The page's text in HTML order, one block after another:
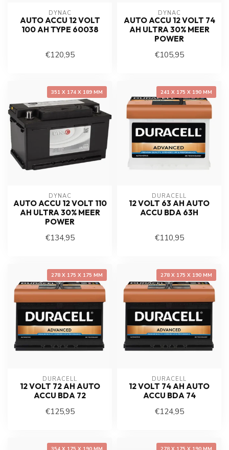
DYNAC
AUTO ACCU 12 VOLT
100 AH TYPE 60038
€120,95
DYNAC
AUTO ACCU 12 VOLT 74
AH ULTRA 30% MEER
POWER
€105,95
351 X 174 X 189 MM
DYNAC
AUTO ACCU 12 VOLT 110
AH ULTRA 30% MEER
POWER
€134,95
241 X 175 X 190 MM
DURACELL
12 VOLT 63 AH AUTO
ACCU BDA 63H
€110,95
278 X 175 X 175 MM
DURACELL
12 VOLT 72 AH AUTO
ACCU BDA 72
€125,95
278 X 175 X 190 MM
DURACELL
12 VOLT 74 AH AUTO
ACCU BDA 74
€124,95
354 X 175 X 190 MM 278 X 175 X 190 MM